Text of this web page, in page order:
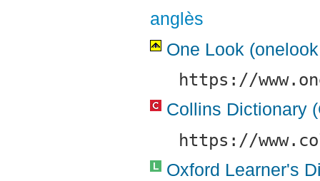
anglès
One Look
https://
Collins Dictionary
https://
Oxford Learner's